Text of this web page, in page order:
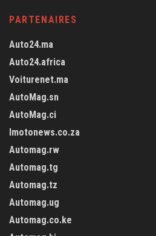
PARTENAIRES
Auto24.ma
Auto24.africa
Voiturenet.ma
AutoMag.sn
AutoMag.ci
Imotonews.co.za
Automag.rw
Automag.tg
Automag.tz
Automag.ug
Automag.co.ke